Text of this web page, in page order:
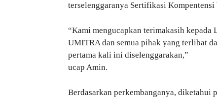
terselenggaranya Sertifikasi Kompentensi
“Kami mengucapkan terimakasih kepada
UMITRA dan semua pihak yang terlibat
pertama kali ini diselenggarakan,”
ucap Amin.
Berdasarkan perkembanganya, diketahui